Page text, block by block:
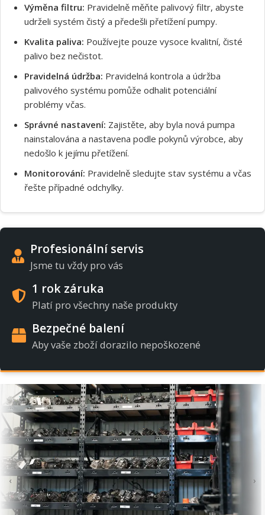
Výměna filtru: Pravidelně měňte palivový filtr, abyste
udrželi systém čistý a předešli přetížení pumpy.
Kvalita paliva: Používejte pouze vysoce kvalitní, čisté
palivo bez nečistot.
Pravidelná údržba: Pravidelná kontrola a údržba
palivového systému pomůže odhalit potenciální
problémy včas.
Správné nastavení: Zajistěte, aby byla nová pumpa
nainstalována a nastavena podle pokynů výrobce, aby
nedošlo k jejímu přetížení.
Monitorování: Pravidelně sledujte stav systému a včas
řešte případné odchylky.
Profesionální servis
Jsme tu vždy pro vás
1 rok záruka
Platí pro všechny naše produkty
Bezpečné balení
Aby vaše zboží dorazilo nepoškozené
‹ ›